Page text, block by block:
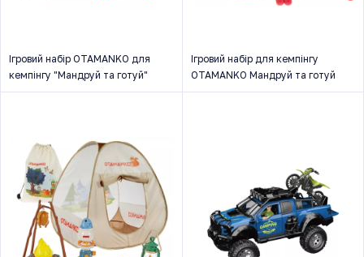
Ігровий набір OTAMANKO для
кемпінгу "Мандруй та готуй"
Ігровий набір для кемпінгу
OTAMANKO Мандруй та готуй